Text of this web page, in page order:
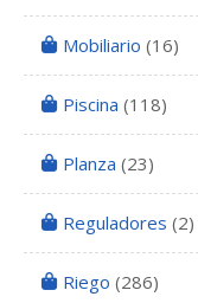
Mobiliario (16)
Piscina (118)
Planza (23)
Reguladores (2)
Riego (286)